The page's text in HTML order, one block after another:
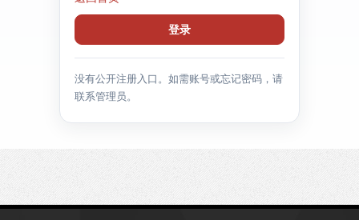
登录
没有公开注册入口。如需账号或忘记密码，请
联系管理员。